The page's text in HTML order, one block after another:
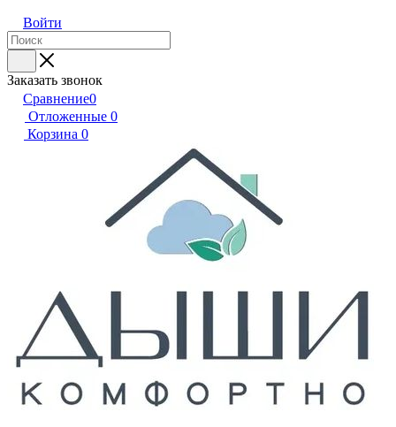
Войти
Заказать звонок
Сравнение0
Отложенные 0
Корзина 0